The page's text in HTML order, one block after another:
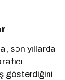
son yıllarda
gösterdiğini